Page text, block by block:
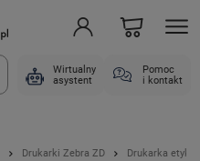
Wirtualny
asystent
Pomoc
i kontakt
Drukarki Zebra ZD Drukarka